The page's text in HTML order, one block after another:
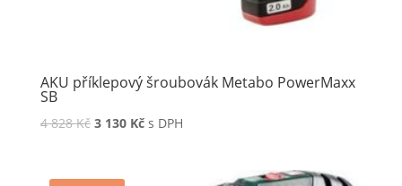
AKU příklepový šroubovák Metabo PowerMaxx
SB
4 828Kč 3 130 Kč s DPH